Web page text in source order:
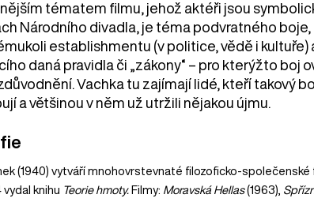
tématem filmu, jehož aktéři jsou
Národního divadla, je téma podvratného
establishmentu (v politice, vědě i kultuře)
daná pravidla či „zákony“ – pro kterýžto boj
Vachka tu zajímají lidé, kteří takový
a většinou v něm už utržili nějakou újmu.
(1940) vytváří mnohovrstevnaté filozoficko-společenské
knihu Teorie hmoty.Filmy: Moravská Hellas(1963),